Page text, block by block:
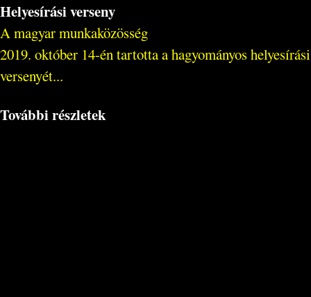
Helyesírási verseny
A magyar munkaközösség
2019. október 14-én tartotta a hagyományos helyesírási
versenyét...
További részletek